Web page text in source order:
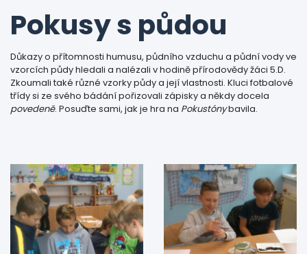
Pokusy s půdou
Důkazy o přítomnosti humusu, půdního vzduchu a půdní vody ve
vzorcích půdy hledali a nalézali v hodině přírodovědy žáci 5.D.
Zkoumali také různé vzorky půdy a její vlastnosti. Kluci fotbalové
třídy si ze svého bádání pořizovali zápisky a někdy docela
povedeně. Posuďte sami, jak je hra na Pokustónybavila.